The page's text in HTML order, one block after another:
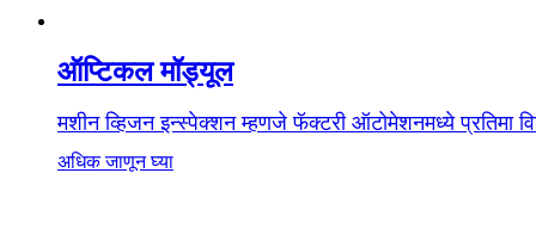
ऑप्टिकल मॉड्यूल
मशीन व्हिजन इन्स्पेक्शन म्हणजे फॅक्टरी ऑटोमेशनमध्ये प्रतिमा
अधिक जाणून घ्या